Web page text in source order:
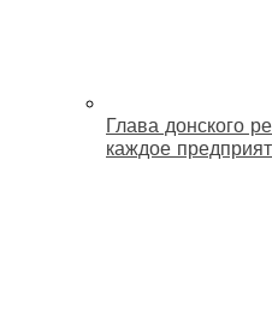
Глава донского
каждое